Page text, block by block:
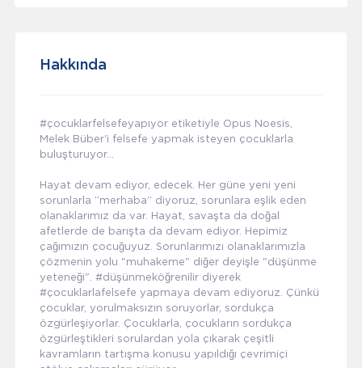
Hakkında
#çocuklarfelsefeyapıyor etiketiyle Opus Noesis,
Melek Büber'i felsefe yapmak isteyen çocuklarla
buluşturuyor…
Hayat devam ediyor, edecek. Her güne yeni yeni
sorunlarla ”merhaba” diyoruz, sorunlara eşlik eden
olanaklarımız da var. Hayat, savaşta da doğal
afetlerde de barışta da devam ediyor. Hepimiz
çağımızın çocuğuyuz. Sorunlarımızı olanaklarımızla
çözmenin yolu "muhakeme" diğer deyişle "düşünme
yeteneği". #düşünmeköğrenilir diyerek
#çocuklarlafelsefe yapmaya devam ediyoruz. Çünkü
çocuklar, yorulmaksızın soruyorlar, sordukça
özgürleşiyorlar. Çocuklarla, çocukların sordukça
özgürleştikleri sorulardan yola çıkarak çeşitli
kavramların tartışma konusu yapıldığı çevrimiçi